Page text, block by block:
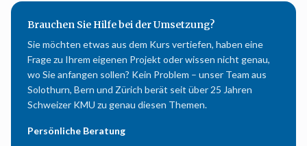
Brauchen Sie Hilfe bei der Umsetzung?
Sie möchten etwas aus dem Kurs vertiefen, haben eine
Frage zu Ihrem eigenen Projekt oder wissen nicht genau,
wo Sie anfangen sollen? Kein Problem – unser Team aus
Solothurn, Bern und Zürich berät seit über 25 Jahren
Schweizer KMU zu genau diesen Themen.
Persönliche Beratung